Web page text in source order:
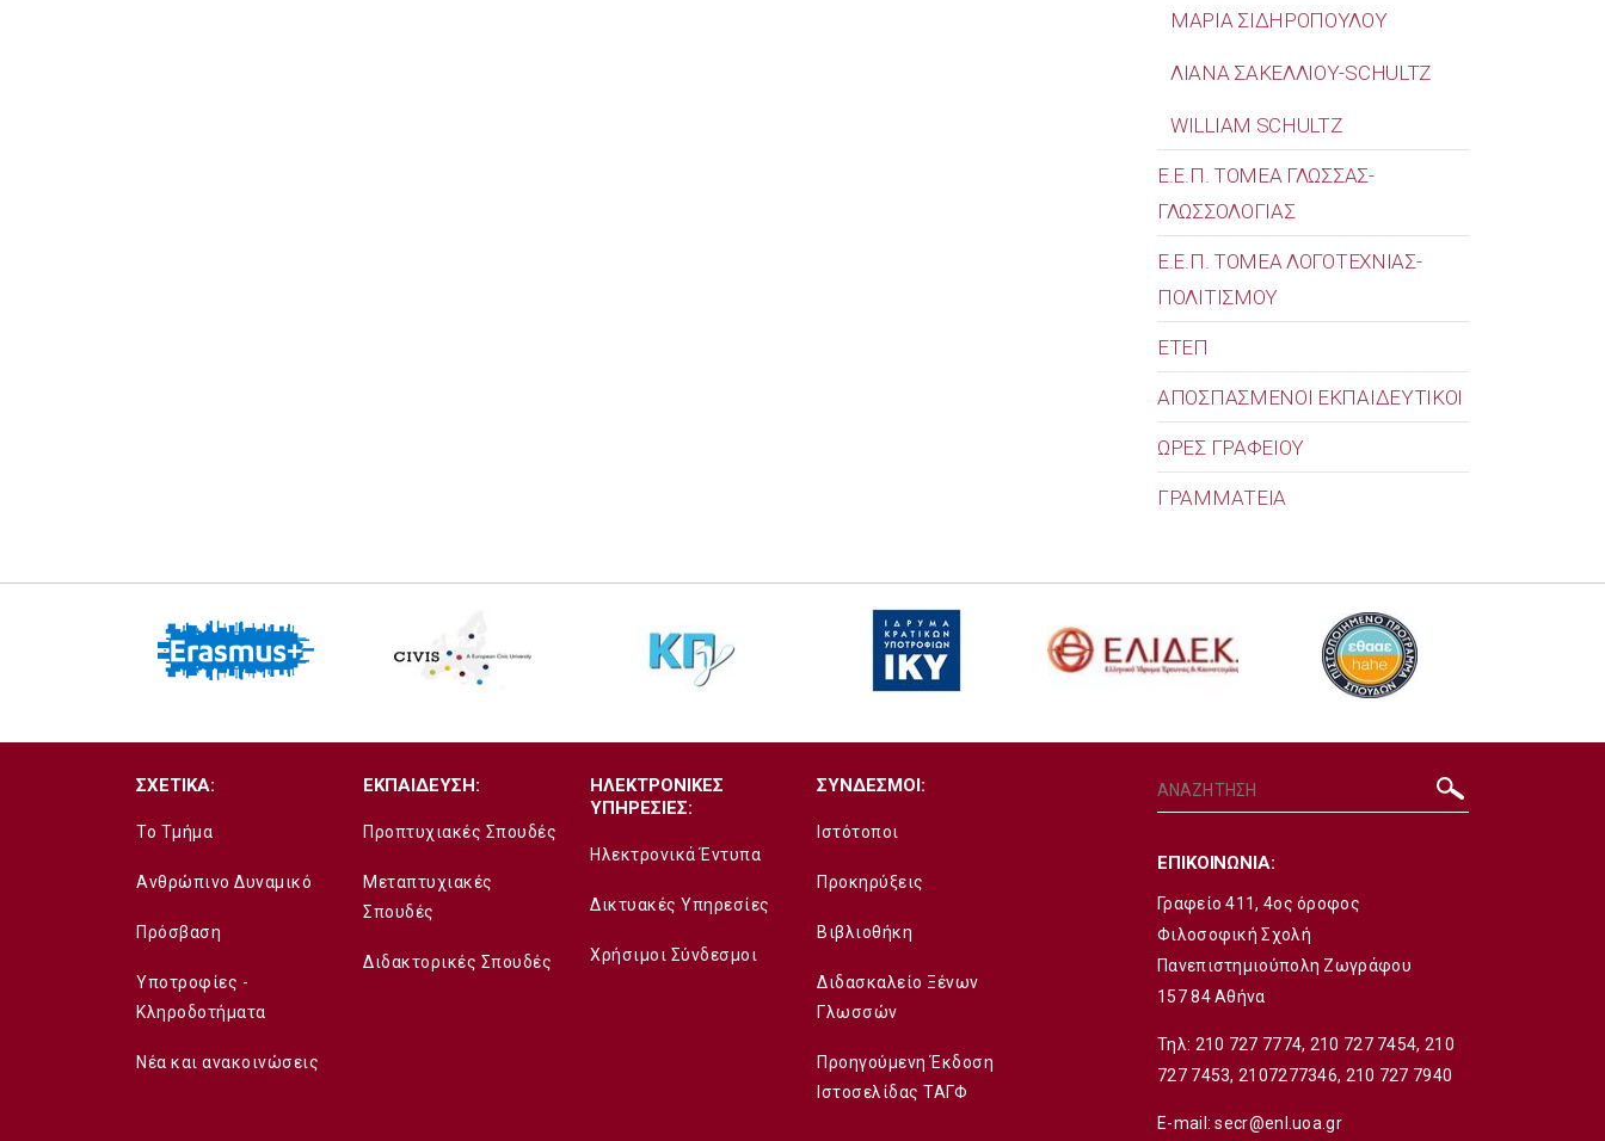
ΜΑΡΙΑ ΣΙΔΗΡΟΠΟΥΛΟΥ
ΛΙΑΝΑ ΣΑΚΕΛΛΙΟΥ-SCHULTZ
WILLIAM SCHULTZ
Ε.Ε.Π. ΤΟΜΕΑ ΓΛΩΣΣΑΣ-
ΓΛΩΣΣΟΛΟΓΙΑΣ
Ε.Ε.Π. ΤΟΜΕΑ ΛΟΓΟΤΕΧΝΙΑΣ-
ΠΟΛΙΤΙΣΜΟΥ
ΕΤΕΠ
ΑΠΟΣΠΑΣΜΕΝΟΙ ΕΚΠΑΙΔΕΥΤΙΚΟΙ
ΩΡΕΣ ΓΡΑΦΕΙΟΥ
ΓΡΑΜΜΑΤΕΙΑ
ΣΧΕΤΙΚΑ:
Το Τμήμα
Ανθρώπινο Δυναμικό
Πρόσβαση
Υποτροφίες -
Κληροδοτήματα
Νέα και ανακοινώσεις
ΕΚΠΑΙΔΕΥΣΗ:
Προπτυχιακές Σπουδές
Μεταπτυχιακές
Σπουδές
Διδακτορικές Σπουδές
ΗΛΕΚΤΡΟΝΙΚΕΣ
ΥΠΗΡΕΣΙΕΣ:
Ηλεκτρονικά Έντυπα
Δικτυακές Υπηρεσίες
Χρήσιμοι Σύνδεσμοι
ΣΥΝΔΕΣΜΟΙ:
Ιστότοποι
Προκηρύξεις
Βιβλιοθήκη
Διδασκαλείο Ξένων
Γλωσσών
Προηγούμενη Έκδοση
Ιστοσελίδας ΤΑΓΦ
ΕΠΙΚΟΙΝΩΝΙΑ:
Γραφείο 411, 4ος όροφος
Φιλοσοφική Σχολή
Πανεπιστημιούπολη Ζωγράφου
157 84 Αθήνα
Τηλ: 210 727 7774, 210 727 7454, 210
727 7453,2107277346, 210 727 7940
E-mail:secr@enl.uoa.gr